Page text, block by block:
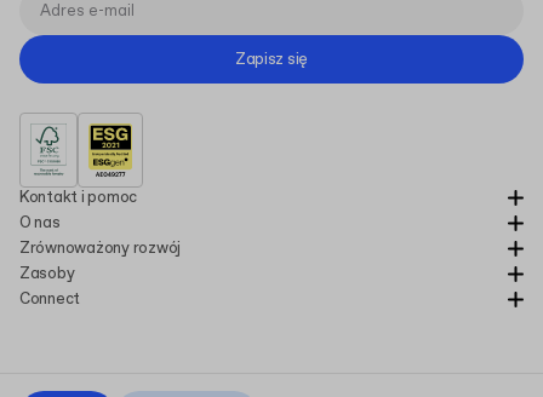
Kontakt i pomoc
O nas
Zrównoważony rozwój
Zasoby
Connect
Zapisz się